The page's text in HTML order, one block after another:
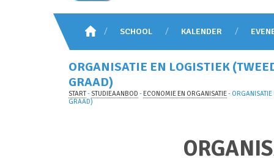
SCHOOL KALENDER
ORGANISATIE EN LOGISTIEK
GRAAD)
START- STUDIEAANBOD -ECONOMIE EN ORGANISATIE- ORGANISATIE
GRAAD)